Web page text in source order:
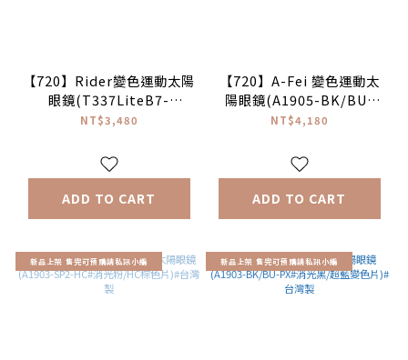
【720】Rider變色運動太陽
眼鏡(T337LiteB7-
BK/BU-PX#消光黑/超藍變
NT$3,480
ADD TO CART
【720】A-Fei 變色運動太
陽眼鏡(A1905-BK/BU-
PX#消光黑/超藍變色片)#台
NT$4,180
ADD TO CART
新品上架 售完可預購請私訊小編 新品上架 售完可預購請私訊小編